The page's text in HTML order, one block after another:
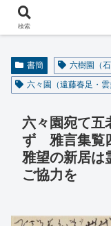
阿波
書簡
六樹園（
六々園（遠藤春足・雲
六々園宛て
ず 雅言集覧
雅望の新居
ご協力を
検索